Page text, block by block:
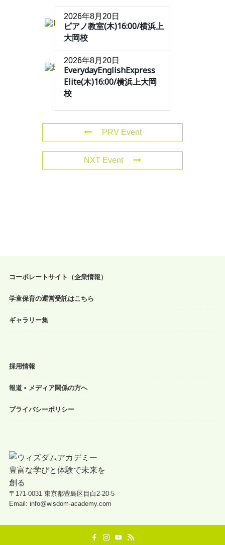
2026年8月20日
ピアノ教室(木)16:00/横浜上
大岡校
2026年8月20日
EverydayEnglishExpress
Elite(木)16:00/横浜上大岡
校
PRV Event
NXT Event
コーポレートサイト（企業情報）
学童保育の運営受託はこちら
ギャラリー集
採用情報
報道 • メディア関係の方へ
プライバシーポリシー
〒171-0031 東京都豊島区目白2-20-5
Email: info@wisdom-academy.com